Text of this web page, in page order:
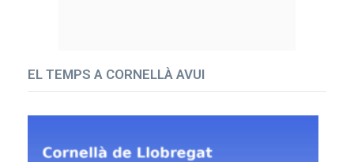
EL TEMPS A CORNELLÀ AVUI